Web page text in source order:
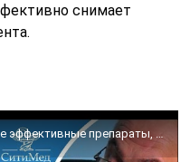
снимает
Аденома простаты: лечение, самые эффективные препараты, метод УВТ